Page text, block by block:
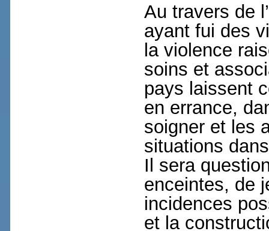
Au travers de
ayant fui des
la violence
soins et
pays laissent
en errance,
soigner et les
situations
Il sera
enceintes, de
incidences
et la